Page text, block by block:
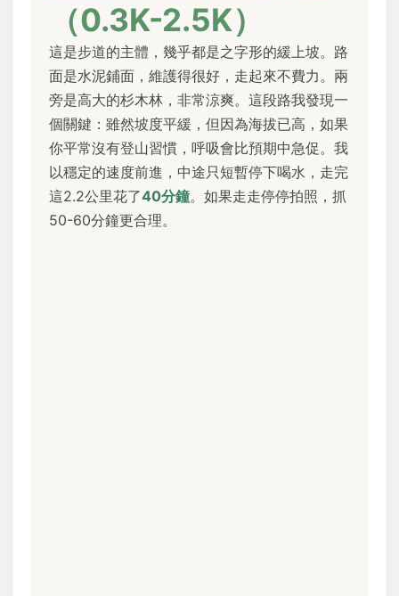
（0.3K-2.5K）
這是步道的主體，幾乎都是之字形的緩上坡。路
面是水泥鋪面，維護得很好，走起來不費力。兩
旁是高大的杉木林，非常涼爽。這段路我發現一
個關鍵：雖然坡度平緩，但因為海拔已高，如果
你平常沒有登山習慣，呼吸會比預期中急促。我
以穩定的速度前進，中途只短暫停下喝水，走完
這2.2公里花了40分鐘。如果走走停停拍照，抓
50-60分鐘更合理。